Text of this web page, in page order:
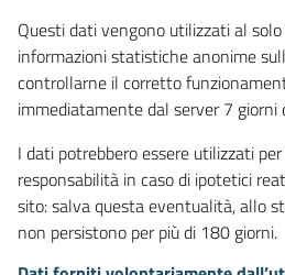
Questi dati vengono utilizzati al
informazioni statistiche anonime
controllarne il corretto
immediatamente dal server 7 giorni
I dati potrebbero essere utilizzati
responsabilità in caso di ipotetici
sito: salva questa eventualità, allo
non persistono per più di 180 giorni.